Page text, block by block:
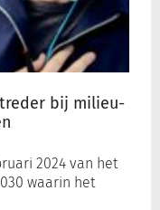
bij milieu-
2024 van het
waarin het